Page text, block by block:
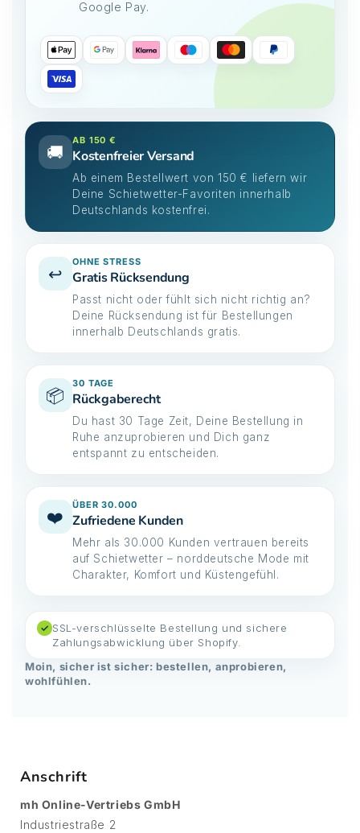
Google Pay.
🚚
AB 150 €
Kostenfreier Versand
Ab einem Bestellwert von 150 € liefern wir
Deine Schietwetter-Favoriten innerhalb
Deutschlands kostenfrei.
↩️
OHNE STRESS
Gratis Rücksendung
Passt nicht oder fühlt sich nicht richtig an?
Deine Rücksendung ist für Bestellungen
innerhalb Deutschlands gratis.
📦
30 TAGE
Rückgaberecht
Du hast 30 Tage Zeit, Deine Bestellung in
Ruhe anzuprobieren und Dich ganz
entspannt zu entscheiden.
❤️
ÜBER 30.000
Zufriedene Kunden
Mehr als 30.000 Kunden vertrauen bereits
auf Schietwetter – norddeutsche Mode mit
Charakter, Komfort und Küstengefühl.
✓ SSL-verschlüsselte Bestellung und sichere
Zahlungsabwicklung über Shopify.
Moin, sicher ist sicher: bestellen, anprobieren,
wohlfühlen.
Anschrift
mh Online-Vertriebs GmbH
Industriestraße 2